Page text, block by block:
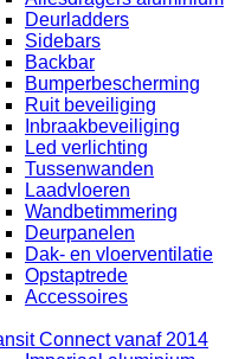
Deurladders
Sidebars
Backbar
Bumperbescherming
Ruit beveiliging
Inbraakbeveiliging
Led verlichting
Tussenwanden
Laadvloeren
Wandbetimmering
Deurpanelen
Dak- en vloerventilatie
Opstaptrede
Accessoires
Connect vanaf 2014